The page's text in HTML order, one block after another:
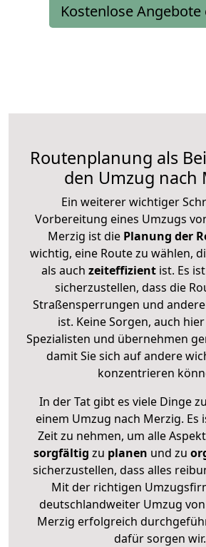
Kostenlose
Routenplanung als
den Umzug nach
Ein weiterer wichtiger
Vorbereitung eines Umzugs
Merzig ist die Planung der
wichtig, eine Route zu wählen,
als auch zeiteffizientist. Es
sicherzustellen, dass die
Straßensperrungen und
ist. Keine Sorgen, auch
Spezialisten und übernehmen
damit Sie sich auf andere
konzentrieren
In der Tat gibt es viele Dinge
einem Umzug nach Merzig. Es
Zeit zu nehmen, um alle
sorgfältig zu planen und zu
sicherzustellen, dass alles
Mit der richtigen
deutschlandweiter Umzug
Merzig erfolgreich
dafür sorgen wir.